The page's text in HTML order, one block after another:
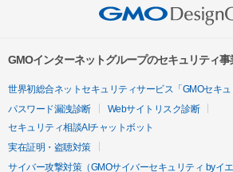
GMOインターネットグループのセキュリティ事
世界初総合ネットセキュリティサービス「GMOセキュ
パスワード漏洩診断
Webサイトリスク診断
セキュリティ相談AIチャットボット
実在証明・盗聴対策
サイバー攻撃対策（GMOサイバーセキュリティ byイエ